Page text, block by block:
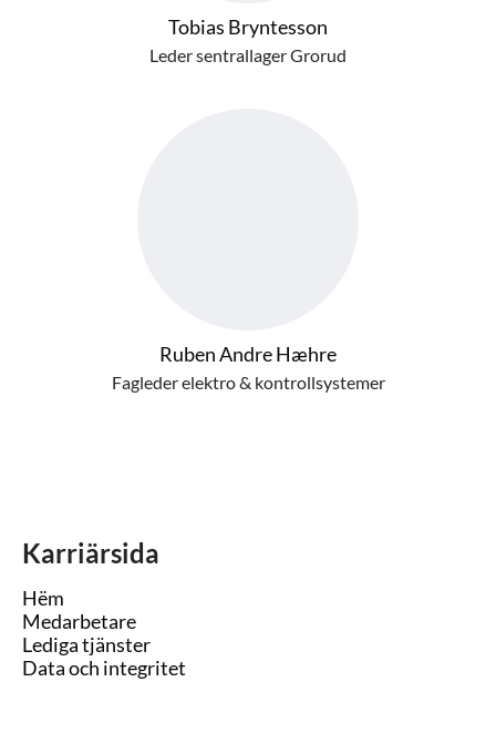
Tobias Bryntesson
Leder sentrallager Grorud
Ruben Andre Hæhre
Fagleder elektro & kontrollsystemer
Karriärsida
Hëm
Medarbetare
Lediga tjänster
Data och integritet